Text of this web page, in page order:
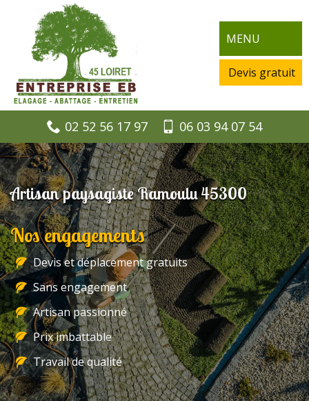
MENU
Devis gratuit
02 52 56 17 97 06 03 94 07 54
Artisan paysagiste Ramoulu 45300
Nos engagements
Devis et déplacement gratuits
Sans engagement
Artisan passionné
Prix imbattable
Travail de qualité